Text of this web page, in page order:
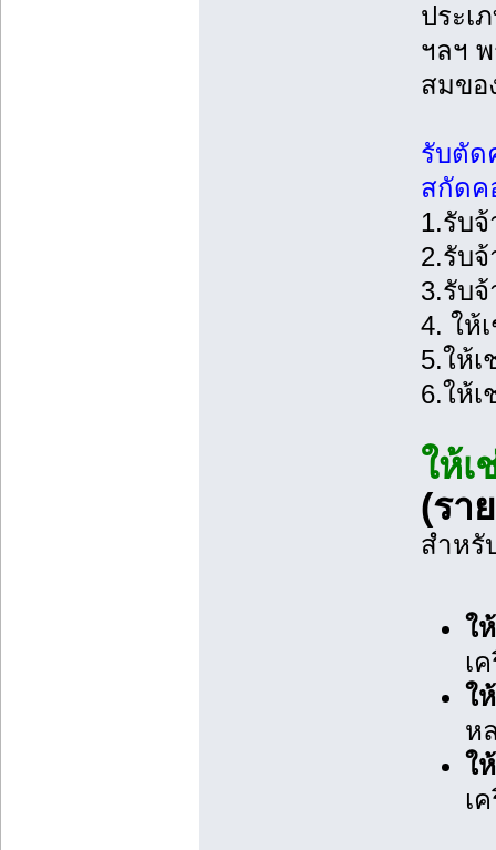
ประเ
ฯลฯ
สมขอ
รับตัด
สกัดค
1.รับ
2.รับ
3.รับ
4. ให้
5.ให้เ
6.ให้
ให้เ
(รา
สำหรั
ใ
เ
ใ
ห
ใ
เ